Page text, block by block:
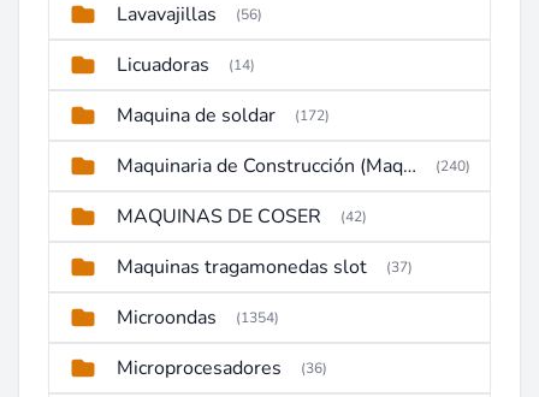
Lavavajillas (56)
Licuadoras (14)
Maquina de soldar (172)
Maquinaria de Construcción (Maquinaria Pesada) (240)
MAQUINAS DE COSER (42)
Maquinas tragamonedas slot (37)
Microondas (1354)
Microprocesadores (36)